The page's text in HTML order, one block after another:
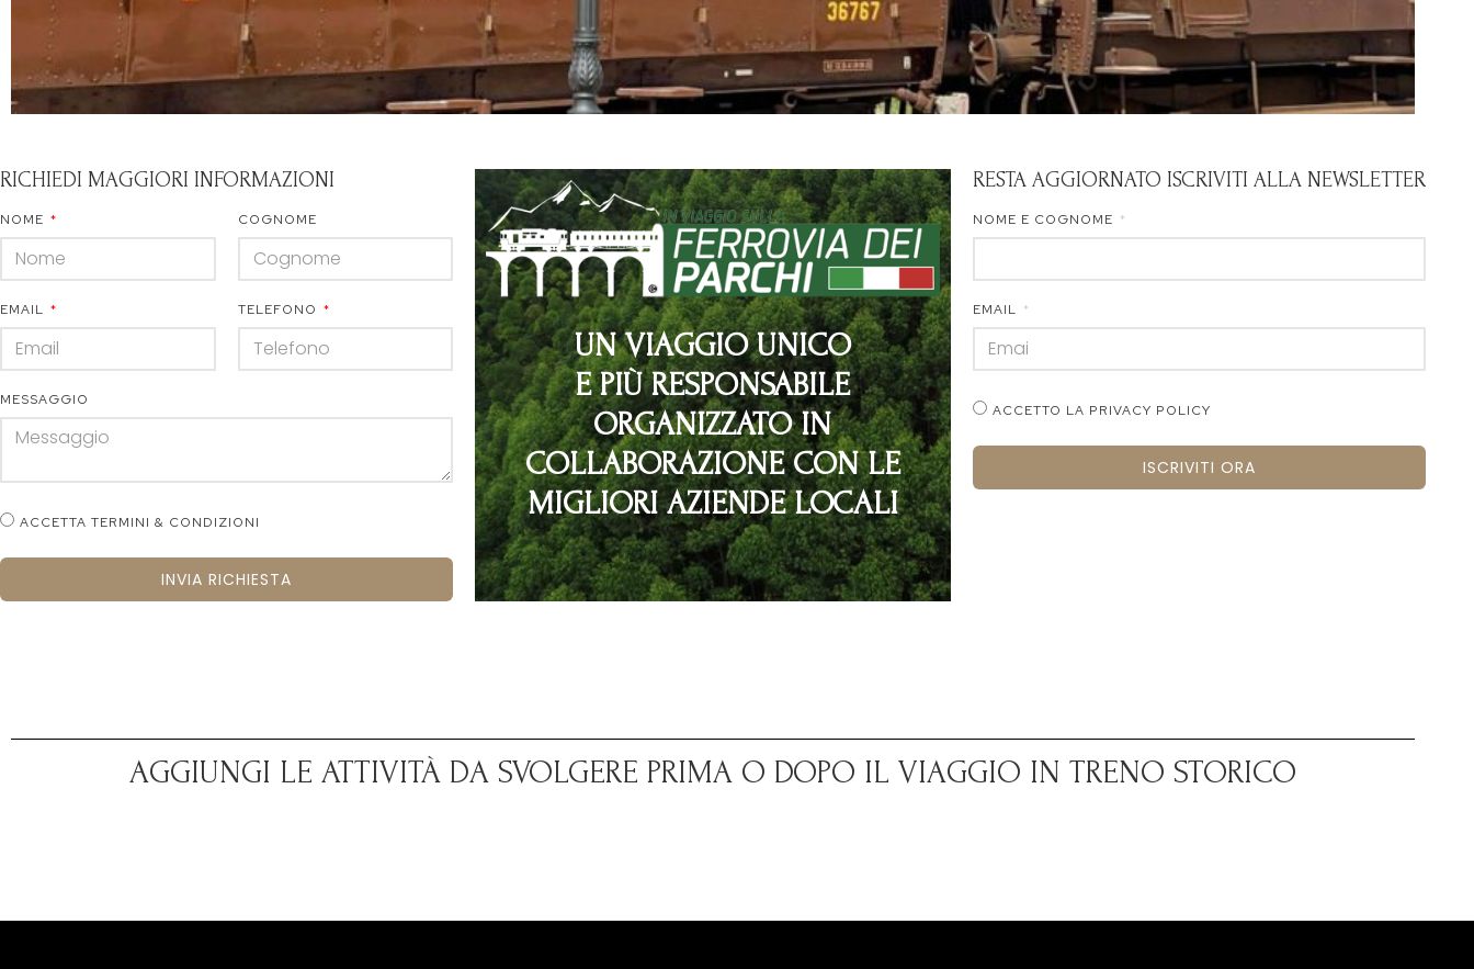
RICHIEDI MAGGIORI INFORMAZIONI
NOME COGNOME
EMAIL TELEFONO
MESSAGGIO
ACCETTA TERMINI & CONDIZIONI
INVIA RICHIESTA
UN VIAGGIO UNICO
E PIÙ RESPONSABILE
ORGANIZZATO IN
COLLABORAZIONE CON LE
MIGLIORI AZIENDE LOCALI
RESTA AGGIORNATO ISCRIVITI ALLA NEWSLETTER
NOME E COGNOME
EMAIL
ACCETTO LA PRIVACY POLICY
ISCRIVITI ORA
AGGIUNGI LE ATTIVITÀ DA SVOLGERE PRIMA O DOPO IL VIAGGIO IN TRENO STORICO